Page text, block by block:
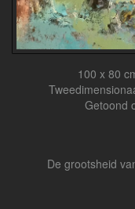
100 x 80
Getoond
De grootsheid